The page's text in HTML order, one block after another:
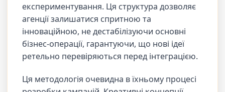
експериментування. Ця структура дозволяє
агенції залишатися спритною та
інноваційною, не дестабілізуючи основні
бізнес-операції, гарантуючи, що нові ідеї
ретельно перевіряються перед інтеграцією.
Ця методологія очевидна в їхньому процесі